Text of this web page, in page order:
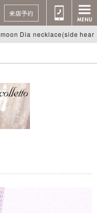
来店予約
moon Dia necklace(side